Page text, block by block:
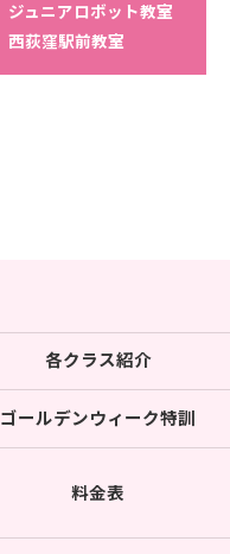
ジュニアロボット教室
西荻窪駅前教室
各クラス紹介
ゴールデンウィーク特訓
料金表